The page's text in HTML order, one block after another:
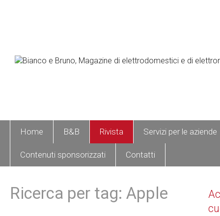
Home B&B Rivista Servizi per le aziende
Contenuti sponsorizzati Contatti
Ricerca per tag: Apple